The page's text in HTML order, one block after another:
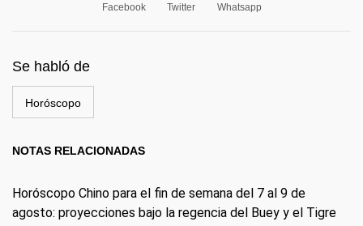
Facebook Twitter Whatsapp
Se habló de
Horóscopo
NOTAS RELACIONADAS
Horóscopo Chino para el fin de semana del 7 al 9 de
agosto: proyecciones bajo la regencia del Buey y el Tigre